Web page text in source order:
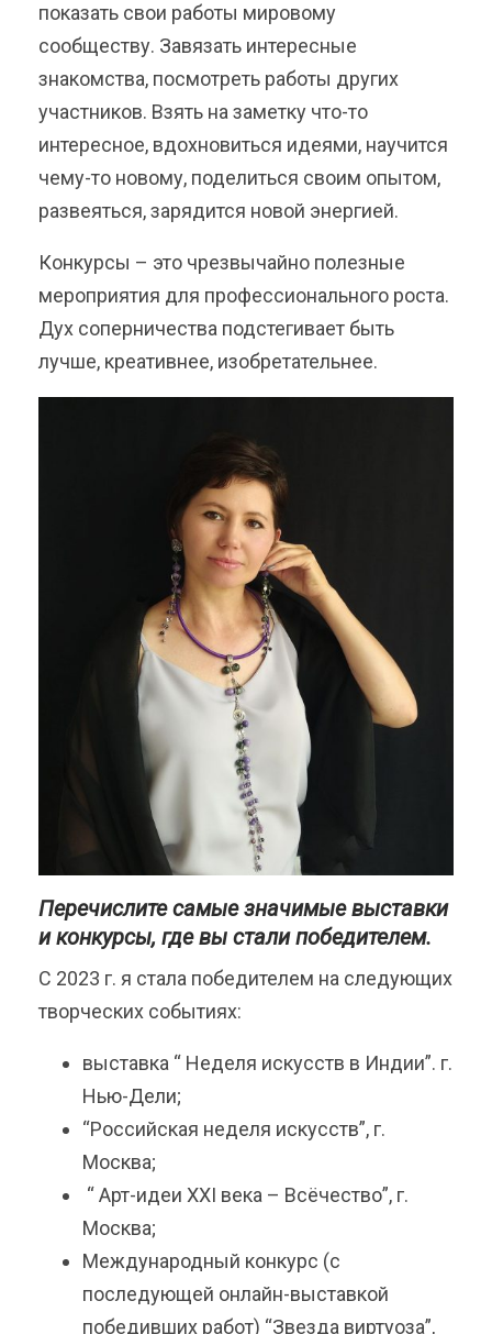
показать свои работы мировому
сообществу. Завязать интересные
знакомства, посмотреть работы других
участников. Взять на заметку что-то
интересное, вдохновиться идеями, научится
чему-то новому, поделиться своим опытом,
развеяться, зарядится новой энергией.
Конкурсы – это чрезвычайно полезные
мероприятия для профессионального роста.
Дух соперничества подстегивает быть
лучше, креативнее, изобретательнее.
Перечислите самые значимые выставки
и конкурсы, где вы стали победителем.
С 2023 г. я стала победителем на следующих
творческих событиях:
выставка “ Неделя искусств в Индии”. г.
Нью-Дели;
“Российская неделя искусств”, г.
Москва;
“ Арт-идеи ХХI века – Всёчество”, г.
Москва;
Международный конкурс (с
последующей онлайн-выставкой
победивших работ) “Звезда виртуоза”,